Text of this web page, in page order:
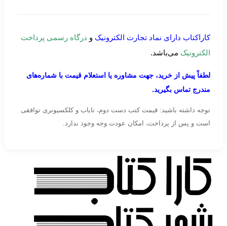
کاراکتاب دارای نماد تجارت الکترونیک و درگاه رسمی پرداخت
الکترونیک می‌باشد.
لطفاً پیش از خرید، جهت مشاوره یا استعلام قیمت با شماره‌های
مندرج تماس بگیرید.
توجه داشته باشید: قیمت کتب دست دوم، نایاب و کلکسیونری توافقی
است و پس از پرداخت، امکان عودت وجه وجود ندارد.